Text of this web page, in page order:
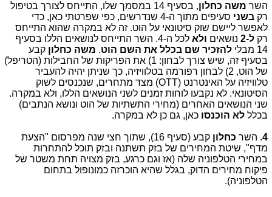
השר משה כחלון
, בסעיף 14 במסמך שלו, התייחס לצורך בטיפול
רק בשני
סעיפים מתוך ה-4 שנדרשים, כפי שפרטתי כאן, כדי
לאפשר ליישם שוק סיטונאי על הוט. זה לא במקרה שהוא התייחס
רק ל-2 נושאים ולא
לכל ה-4. השר התייחס לנושאים הללו בסעיף
14 מבלי
להזכיר שם בכלל את השם הוט. משה כחלון קבע
בסעיף זה, שיש צורך לבחון: 1) את הפריקות של החבילות (הטריפל)
של הוט, 2) לבחון רפורמה בטלוויזיה, כך שניתן יהיה להעביר
טלוויזיה על האינטרנט (OTT) מצד מתחרים, שנכנסים לשוק
הסיטונאי. לא נקבעו לוחות זמנים לשני הנושאים הללו, ולא במקרה.
שני הנושאים האחרים (מחירי התשתיות של הוט ונושא הנתבים)
בכלל לא הוכנסו כאן, גם כן לא במקרה.
4. השר כחלון
קבע (סעיף 16), שתוך חצי שנה מפרסום "הצעת
מדף", שיטת המחירים של בזק תשתנה ובזק תוכל להתחרות
במחירי הטלפוניה שלה (אז וגם כרגע, בזק מצויה תחת משטר של
פיקוח מחירים הדוק, בגלל שהיא הוכרזה כמונופול בתחום
הטלפוניה).